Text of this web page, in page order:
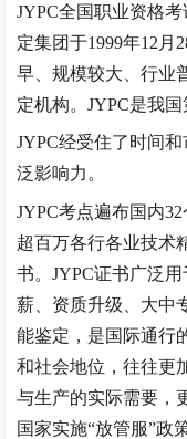
JYPC全国职业资格
定集团于1999年12月
早、规模较大、行业
定机构。JYPC是我
JYPC经受住了时间
泛影响力。
JYPC考点遍布国内
超百万各行各业技术
书。JYPC证书广泛
薪、资质升级、大中
能鉴定，是国际通行
和社会地位，往往更
与生产的实际需要，
国家实施“放管服”政